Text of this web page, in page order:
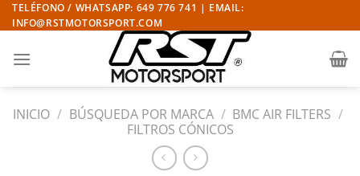
Saltar
al
TELÉFONO / WHATSAPP: 649 776 741 | EMAIL:
INFO@RSTMOTORSPORT.COM
INICIO / BÚSQUEDA POR MARCA / BMC AIR FILTERS /
FILTROS CÓNICOS